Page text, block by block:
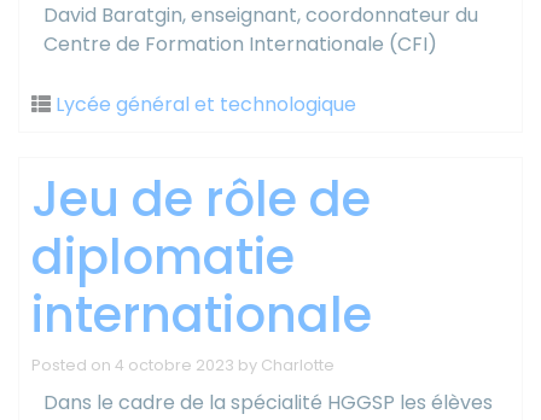
David Baratgin, enseignant, coordonnateur du
Centre de Formation Internationale (CFI)
Lycée général et technologique
Jeu de rôle de
diplomatie
internationale
Posted on 4 octobre 2023 by Charlotte
Dans le cadre de la spécialité HGGSP les élèves